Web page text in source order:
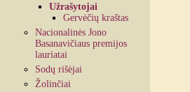
Užrašytojai
Gervėčių kraštas
Nacionalinės Jono
Basanavičiaus premijos
lauriatai
Sodų rišėjai
Žolinčiai